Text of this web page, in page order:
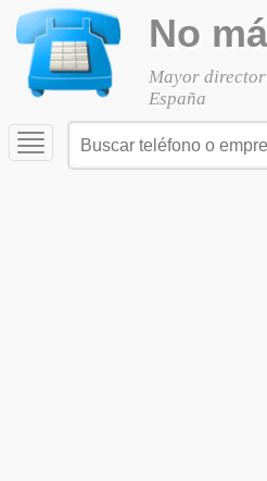
No
Mayor
España
Toggle
navigation